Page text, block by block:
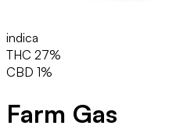
indica
THC 27%
CBD 1%
Farm Gas